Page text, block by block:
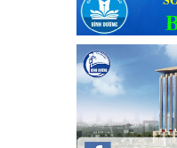
Ngày ban hành: 04/03/2024
Kế hoạch Tổ chức Hội
Cát Lần thứ VIII, năm học
Kế hoạch Tổ chức Hội trại
Lần thứ VIII, năm học
Ngày ban hành: 28/12/2023